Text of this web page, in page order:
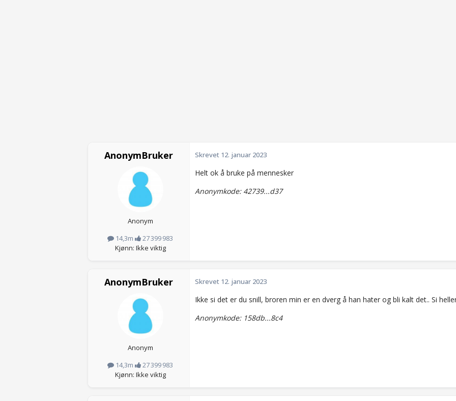
AnonymBruker
Anonym
14,3m
27 399 983
Kjønn: Ikke viktig
Skrevet 12. januar 2023
Helt ok å bruke på mennesker
Anonymkode: 42739...d37
AnonymBruker
Anonym
14,3m
27 399 983
Kjønn: Ikke viktig
Skrevet 12. januar 2023
Ikke si det er du snill, broren min er en dverg å han hater og bli kalt det.. Si
Anonymkode: 158db...8c4